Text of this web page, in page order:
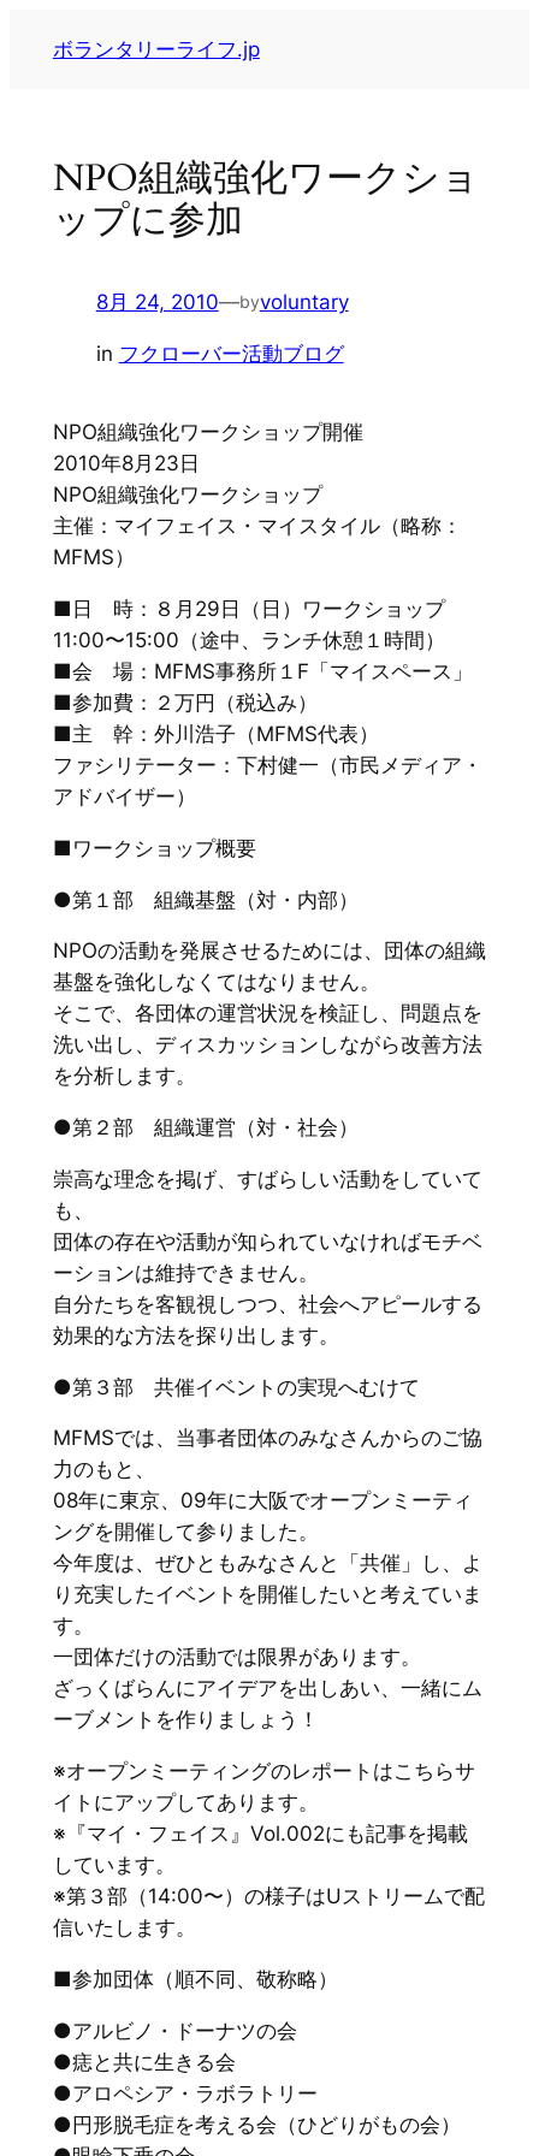
ボランタリーライフ.jp
NPO組織強化ワークショ
ップに参加
8月 24, 2010—byvoluntary
in フクローバー活動ブログ
NPO組織強化ワークショップ開催
2010年8月23日
NPO組織強化ワークショップ
主催：マイフェイス・マイスタイル（略称：
MFMS）
■日 時：８月29日（日）ワークショップ
11:00〜15:00（途中、ランチ休憩１時間）
■会 場：MFMS事務所１F「マイスペース」
■参加費：２万円（税込み）
■主 幹：外川浩子（MFMS代表）
ファシリテーター：下村健一（市民メディア・
アドバイザー）
■ワークショップ概要
●第１部 組織基盤（対・内部）
NPOの活動を発展させるためには、団体の組織
基盤を強化しなくてはなりません。
そこで、各団体の運営状況を検証し、問題点を
洗い出し、ディスカッションしながら改善方法
を分析します。
●第２部 組織運営（対・社会）
崇高な理念を掲げ、すばらしい活動をしていて
も、
団体の存在や活動が知られていなければモチベ
ーションは維持できません。
自分たちを客観視しつつ、社会へアピールする
効果的な方法を探り出します。
●第３部 共催イベントの実現へむけて
MFMSでは、当事者団体のみなさんからのご協
力のもと、
08年に東京、09年に大阪でオープンミーティ
ングを開催して参りました。
今年度は、ぜひともみなさんと「共催」し、よ
り充実したイベントを開催したいと考えていま
す。
一団体だけの活動では限界があります。
ざっくばらんにアイデアを出しあい、一緒にム
ーブメントを作りましょう！
※オープンミーティングのレポートはこちらサ
イトにアップしてあります。
※『マイ・フェイス』Vol.002にも記事を掲載
しています。
※第３部（14:00〜）の様子はUストリームで配
信いたします。
■参加団体（順不同、敬称略）
●アルビノ・ドーナツの会
●痣と共に生きる会
●アロペシア・ラボラトリー
●円形脱毛症を考える会（ひどりがもの会）